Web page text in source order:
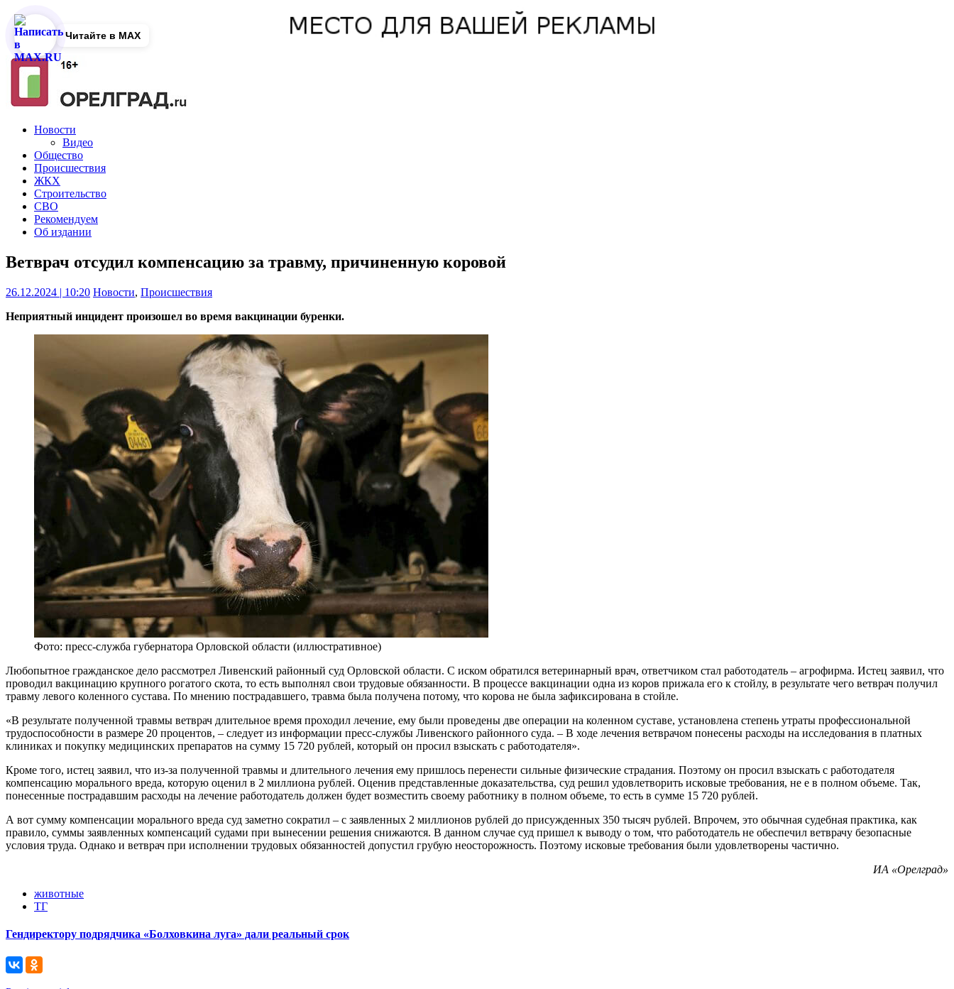
Новости
Видео
Общество
Происшествия
ЖКХ
Строительство
СВО
Рекомендуем
Об издании
Ветврач отсудил компенсацию за травму, причиненную коровой
26.12.2024 | 10:20 Новости, Происшествия
Неприятный инцидент произошел во время вакцинации буренки.
Фото: пресс-служба губернатора Орловской области (иллюстративное)
Любопытное гражданское дело рассмотрел Ливенский районный суд Орловской области. С иском обратился ветеринарный врач, ответчиком стал работодатель – агрофирма. Истец заявил, что
проводил вакцинацию крупного рогатого скота, то есть выполнял свои трудовые обязанности. В процессе вакцинации одна из коров прижала его к стойлу, в результате чего ветврач получил
травму левого коленного сустава. По мнению пострадавшего, травма была получена потому, что корова не была зафиксирована в стойле.
«В результате полученной травмы ветврач длительное время проходил лечение, ему были проведены две операции на коленном суставе, установлена степень утраты профессиональной
трудоспособности в размере 20 процентов, – следует из информации пресс-службы Ливенского районного суда. – В ходе лечения ветврачом понесены расходы на исследования в платных
клиниках и покупку медицинских препаратов на сумму 15 720 рублей, который он просил взыскать с работодателя».
Кроме того, истец заявил, что из-за полученной травмы и длительного лечения ему пришлось перенести сильные физические страдания. Поэтому он просил взыскать с работодателя
компенсацию морального вреда, которую оценил в 2 миллиона рублей. Оценив представленные доказательства, суд решил удовлетворить исковые требования, не е в полном объеме. Так,
понесенные пострадавшим расходы на лечение работодатель должен будет возместить своему работнику в полном объеме, то есть в сумме 15 720 рублей.
А вот сумму компенсации морального вреда суд заметно сократил – с заявленных 2 миллионов рублей до присужденных 350 тысяч рублей. Впрочем, это обычная судебная практика, как
правило, суммы заявленных компенсаций судами при вынесении решения снижаются. В данном случае суд пришел к выводу о том, что работодатель не обеспечил ветврачу безопасные
условия труда. Однако и ветврач при исполнении трудовых обязанностей допустил грубую неосторожность. Поэтому исковые требования были удовлетворены частично.
ИА «Орелград»
животные
ТГ
Гендиректору подрядчика «Болховкина луга» дали реальный срок
Читайте в MAX